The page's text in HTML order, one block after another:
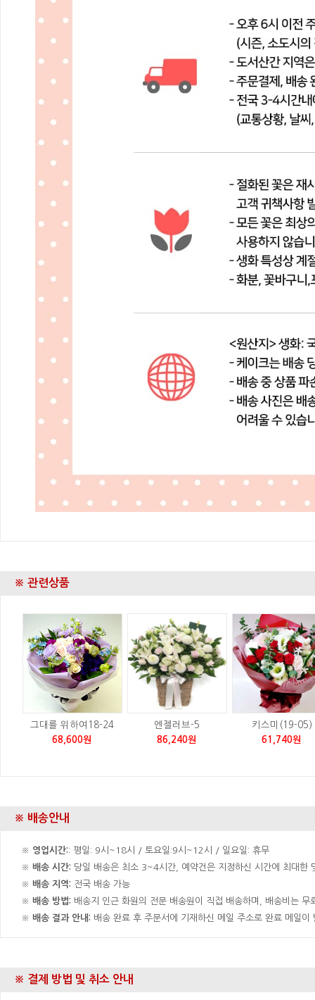
※ 관련상품
그대를 위하여18-24
68,600원
엔젤러브-5
86,240원
키스미(19-05)
61,740원
※ 배송안내
※ 영업시간:: 평일: 9시~18시 / 토요일:9시~12시 / 일요일: 휴무
※배송 시간: 당일 배송은 최소 3~4시간, 예약건은 지정하신 시간에 최대
※배송 지역: 전국 배송 가능
※배송 방법: 배송지 인근 화원의 전문 배송원이 직접 배송하며, 배송비는
※배송 결과 안내: 배송 완료 후 주문서에 기재하신 메일 주소로 완료 메일이
※ 결제 방법 및 취소 안내